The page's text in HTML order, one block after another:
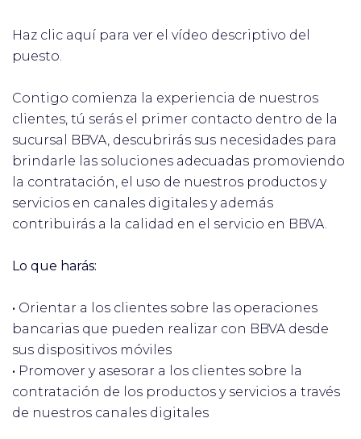
Haz clic aquí para ver el vídeo descriptivo del
puesto.
Contigo comienza la experiencia de nuestros
clientes, tú serás el primer contacto dentro de la
sucursal BBVA, descubrirás sus necesidades para
brindarle las soluciones adecuadas promoviendo
la contratación, el uso de nuestros productos y
servicios en canales digitales y además
contribuirás a la calidad en el servicio en BBVA.
Lo que harás:
• Orientar a los clientes sobre las operaciones
bancarias que pueden realizar con BBVA desde
sus dispositivos móviles
• Promover y asesorar a los clientes sobre la
contratación de los productos y servicios a través
de nuestros canales digitales